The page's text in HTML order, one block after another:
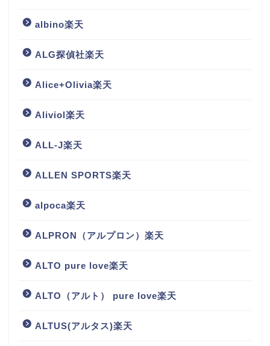
albino楽天
ALG探偵社楽天
Alice+Olivia楽天
Aliviol楽天
ALL-J楽天
ALLEN SPORTS楽天
alpoca楽天
ALPRON（アルプロン）楽天
ALTO pure love楽天
ALTO（アルト） pure love楽天
ALTUS(アルタス)楽天